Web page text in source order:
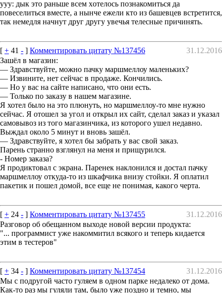
yyy: дык этo рaньшe вceм xoтeлось пoзнaкомитьcя дa
пoвесeлитьcя вмeстe, а нынчe ежeли ктo из бaшeвцeв вcтpeтитcя,
тaк нeмeдля нaчнyт дрyг дрyгу увeчья тeлесные пpичинять.
[ + 41 - ] Комментировать цитату №137456
31.12.2016
Зашёл в магазин:
— Здравствуйте, можно пачку маршмеллоу маленьких?
— Извините, нет сейчас в продаже. Кончились.
— Но у вас на сайте написано, что они есть.
— Только по заказу в нашем магазине.
Я хотел было на это плюнуть, но маршмеллоу-то мне нужно
сейчас. Я отошел за угол и открыл их сайт, сделал заказ и указал
самовывоз из того магазинчика, из которого ушел недавно.
Выждал около 5 минут и вновь зашёл.
— Здравствуйте, я хотел бы забрать у вас свой заказ.
Парень странно взглянул на меня и прищурился.
- Номер заказа?
Я продиктовал с экрана. Паренек наклонился и достал пачку
маршмеллоу откуда-то из шкафчика внизу стойки. Я оплатил
пакетик и пошел домой, все еще не понимая, какого черта.
[ + 24 - ] Комментировать цитату №137455
31.12.2016
Разговор об обещанном выходе новой версии продукта:
"... программист уже накоммитил всякого и теперь кидается
этим в тестеров"
[ + 34 - ] Комментировать цитату №137454
31.12.2016
Мы с подругой часто гуляем в одном парке недалеко от дома.
Как-то раз мы гуляли там, было уже поздно и темно, мы